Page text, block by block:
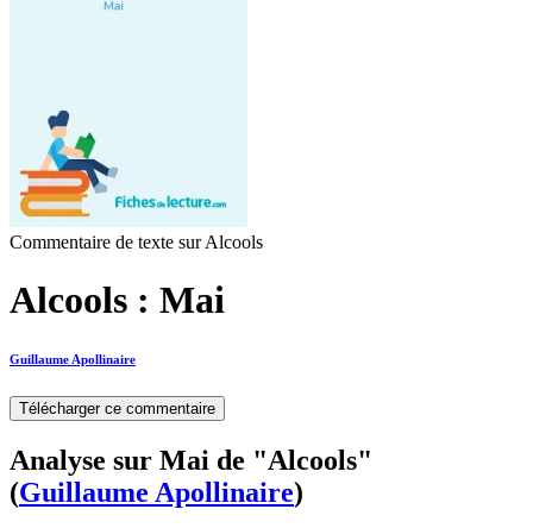
Commentaire de texte sur Alcools
Alcools : Mai
Guillaume Apollinaire
Télécharger ce commentaire
Analyse sur Mai de "Alcools"
(Guillaume Apollinaire)